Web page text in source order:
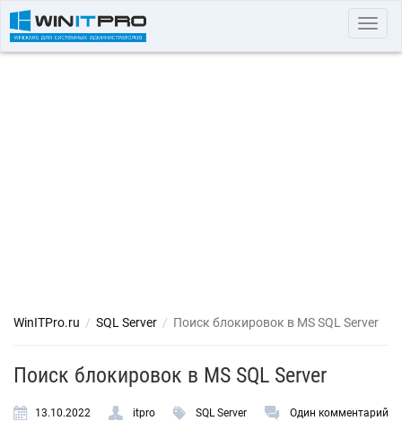
WinITPro.ru / SQL Server / Поиск блокировок в MS SQL Server
Поиск блокировок в MS SQL Server
13.10.2022 itpro SQL Server Один комментарий